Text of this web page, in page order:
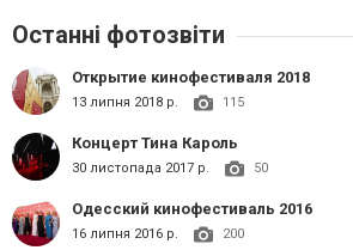
Останні фотозвіти
Открытие кинофестиваля 2018
13 липня 2018 р. 115
Концерт Тина Кароль
30 листопада 2017 р. 50
Одесский кинофестиваль 2016
16 липня 2016 р. 200